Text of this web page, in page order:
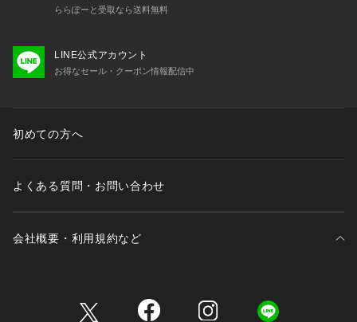
ららぽーと受取なら送料無料
LINE公式アカウント
お得なセール・クーポン情報配信中
初めての方へ
よくある質問・お問い合わせ
会社概要・利用規約など